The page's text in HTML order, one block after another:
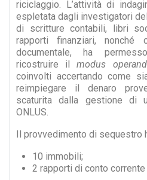
riciclaggio. L’attività di
espletata dagli investigatori
di scritture contabili, libri
rapporti finanziari, nonché
documentale, ha
ricostruire ilmodus
coinvolti accertando come
reimpiegare il denaro
scaturita dalla gestione di
ONLUS.
Il provvedimento di sequestro
10 immobili;
2 rapporti di conto corrente